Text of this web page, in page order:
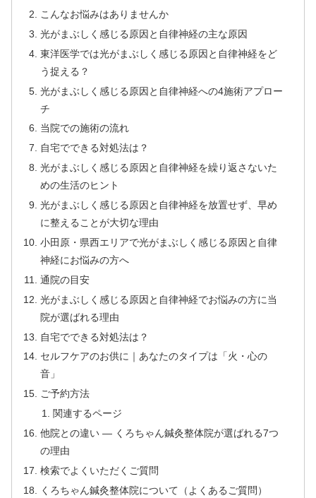
こんなお悩みはありませんか
光がまぶしく感じる原因と自律神経の主な原因
東洋医学では光がまぶしく感じる原因と自律神経をど
う捉える？
光がまぶしく感じる原因と自律神経への4施術アプロー
チ
当院での施術の流れ
自宅でできる対処法は？
光がまぶしく感じる原因と自律神経を繰り返さないた
めの生活のヒント
光がまぶしく感じる原因と自律神経を放置せず、早め
に整えることが大切な理由
小田原・県西エリアで光がまぶしく感じる原因と自律
神経にお悩みの方へ
通院の目安
光がまぶしく感じる原因と自律神経でお悩みの方に当
院が選ばれる理由
自宅でできる対処法は？
セルフケアのお供に｜あなたのタイプは「火・心の
音」
ご予約方法
関連するページ
他院との違い — くろちゃん鍼灸整体院が選ばれる7つ
の理由
検索でよくいただくご質問
くろちゃん鍼灸整体院について（よくあるご質問）